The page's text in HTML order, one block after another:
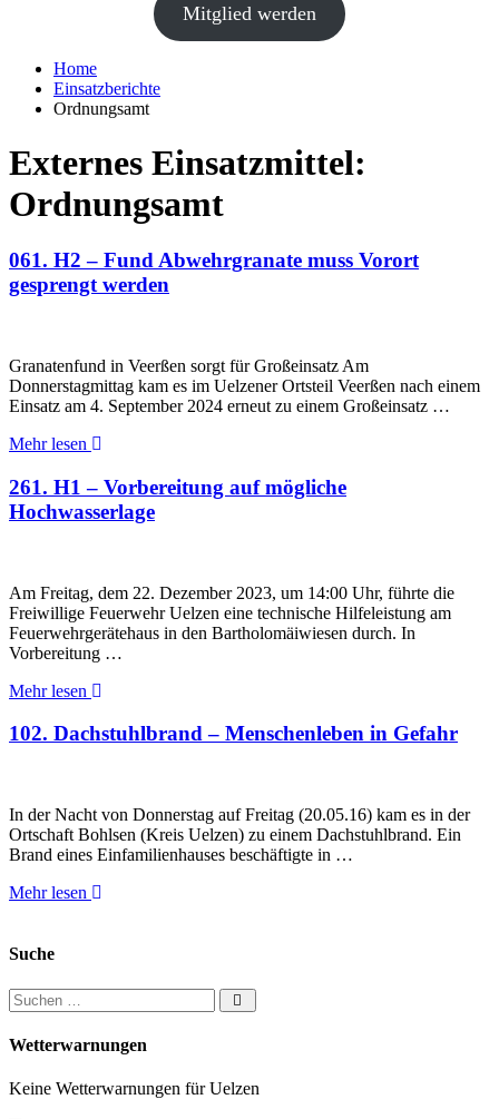
Mitglied werden
Home
Einsatzberichte
Ordnungsamt
Externes Einsatzmittel:
Ordnungsamt
061. H2 – Fund Abwehrgranate muss Vorort
gesprengt werden
Granatenfund in Veerßen sorgt für Großeinsatz Am
Donnerstagmittag kam es im Uelzener Ortsteil Veerßen nach einem
Einsatz am 4. September 2024 erneut zu einem Großeinsatz …
Mehr lesen
261. H1 – Vorbereitung auf mögliche
Hochwasserlage
Am Freitag, dem 22. Dezember 2023, um 14:00 Uhr, führte die
Freiwillige Feuerwehr Uelzen eine technische Hilfeleistung am
Feuerwehrgerätehaus in den Bartholomäiwiesen durch. In
Vorbereitung …
Mehr lesen
102. Dachstuhlbrand – Menschenleben in Gefahr
In der Nacht von Donnerstag auf Freitag (20.05.16) kam es in der
Ortschaft Bohlsen (Kreis Uelzen) zu einem Dachstuhlbrand. Ein
Brand eines Einfamilienhauses beschäftigte in …
Mehr lesen
Suche
Suchen nach:
Wetterwarnungen
Keine Wetterwarnungen für Uelzen